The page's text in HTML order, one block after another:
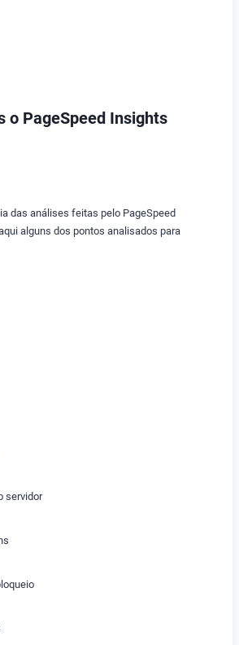
o PageSpeed Insights
das análises feitas pelo PageSpeed
alguns dos pontos analisados para
servidor